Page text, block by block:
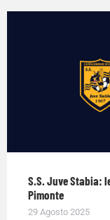
S.S. Juve Stabia:
Pimonte
29 Agosto 2025